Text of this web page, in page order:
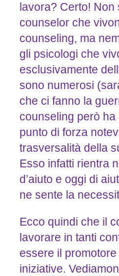
lavora? Certo!
counselor che
counseling, ma
gli psicologi che
esclusivamente
sono numerosi
che ci fanno la
counseling però ha
punto di forza
trasversalità della
Esso infatti rientra
d’aiuto e oggi di
ne sente la
Ecco quindi che il
lavorare in tanti
essere il promotore
iniziative.